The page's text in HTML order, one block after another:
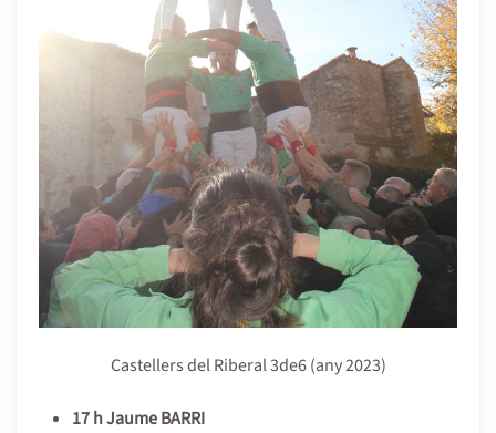
Castellers del Riberal 3de6 (any 2023)
17 h Jaume BARRI